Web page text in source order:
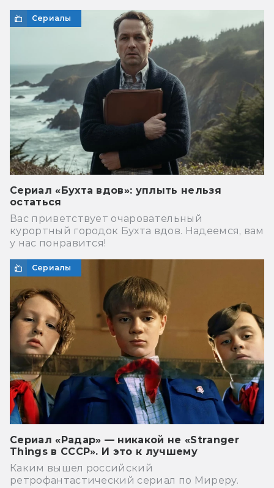
Сериалы
Сериал «Бухта вдов»: уплыть нельзя
остаться
Вас приветствует очаровательный
курортный городок Бухта вдов. Надеемся, вам
у нас понравится!
Сериалы
Сериал «Радар» — никакой не «Stranger
Things в СССР». И это к лучшему
Каким вышел российский
ретрофантастический сериал по Миреру.